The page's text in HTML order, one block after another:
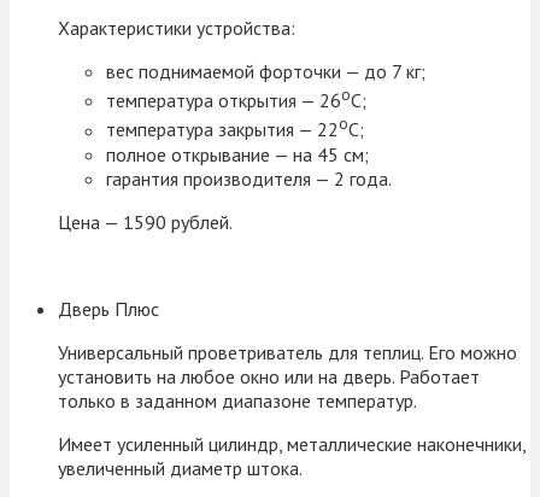
Характеристики устройства:
вес поднимаемой форточки — до 7 кг;
температура открытия — 26оС;
температура закрытия — 22оС;
полное открывание — на 45 см;
гарантия производителя — 2 года.
Цена — 1590 рублей.
Дверь Плюс
Универсальный проветриватель для теплиц. Его можно
установить на любое окно или на дверь. Работает
только в заданном диапазоне температур.
Имеет усиленный цилиндр, металлические наконечники,
увеличенный диаметр штока.